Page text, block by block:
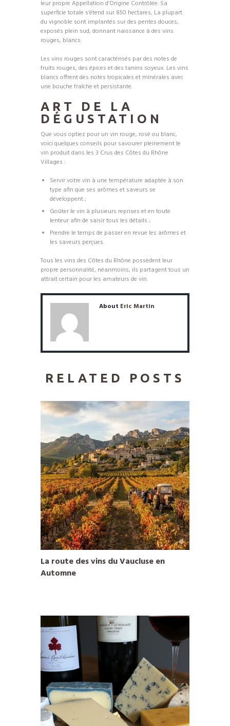
leur propre Appellation d’Origine Contrôlée. Sa
superficie totale s’étend sur 850 hectares, La plupart
du vignoble sont implantés sur des pentes douces,
exposés plein sud, donnant naissance à des vins
rouges, blancs.
Les vins rouges sont caractérisés par des notes de
fruits rouges, des épices et des tanins soyeux. Les vins
blancs offrent des notes tropicales et minérales avec
une bouche fraîche et persistante.
ART DE LA
DÉGUSTATION
Que vous optiez pour un vin rouge, rosé ou blanc,
voici quelques conseils pour savourer pleinement le
vin produit dans les 3 Crus des Côtes du Rhône
Villages :
Servir votre vin à une température adaptée à son
type afin que ses arômes et saveurs se
développent ;
Goûter le vin à plusieurs reprises et en toute
lenteur afin de saisir tous les détails ;
Prendre le temps de passer en revue les arômes et
les saveurs perçues.
Tous les vins des Côtes du Rhône possèdent leur
propre personnalité, néanmoins, ils partagent tous un
attrait certain pour les amateurs de vin.
About Eric Martin
RELATED POSTS
La route des vins du Vaucluse en
Automne